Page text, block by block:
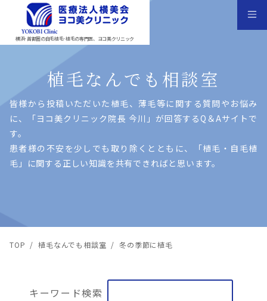
横浜･首都圏の自毛植毛･植毛の専門医、ヨコ美クリニック
植毛なんでも相談室
皆様から投稿いただいた植⽑、薄⽑等に関する質問やお悩み
に、「ヨコ美クリニック院⻑ 今川」が回答するQ＆Aサイトで
す。
患者様の不安を少しでも取り除くとともに、「植⽑・⾃⽑植
⽑」に関する正しい知識を共有できればと思います。
TOP / 植毛なんでも相談室 / 冬の季節に植毛
キーワード検索